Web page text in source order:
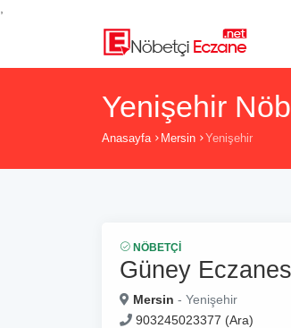
Yenişehir
Anasayfa Mersin Yenişehir
NÖBETÇI
Güney
Mersin - Yenişehir
903245023377 (Ara)